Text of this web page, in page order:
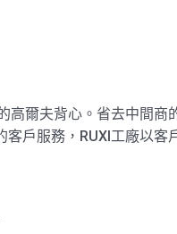
爾夫背心。省去中間
戶服務，RUXI工廠以